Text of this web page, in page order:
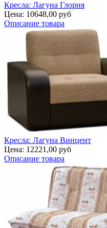
Кресла: Лагуна Глория
Цена: 10648,00 руб
Описание товара
Кресла: Лагуна Винцент
Цена: 12221,00 руб
Описание товара